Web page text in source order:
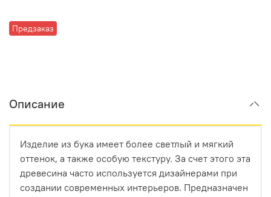
Предзаказ
Описание
Изделие из бука имеет более светлый и мягкий
оттенок, а также особую текстуру. За счет этого эта
древесина часто используется дизайнерами при
создании современных интерьеров. Предназначен